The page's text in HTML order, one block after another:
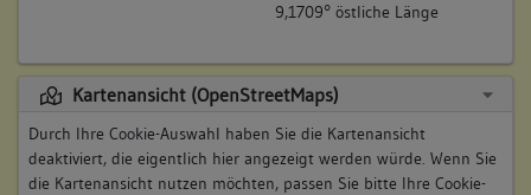
9,1709° östliche Länge
Kartenansicht (OpenStreetMaps)
Durch Ihre Cookie-Auswahl haben Sie die Kartenansicht
deaktiviert, die eigentlich hier angezeigt werden würde. Wenn Sie
die Kartenansicht nutzen möchten, passen Sie bitte Ihre Cookie-